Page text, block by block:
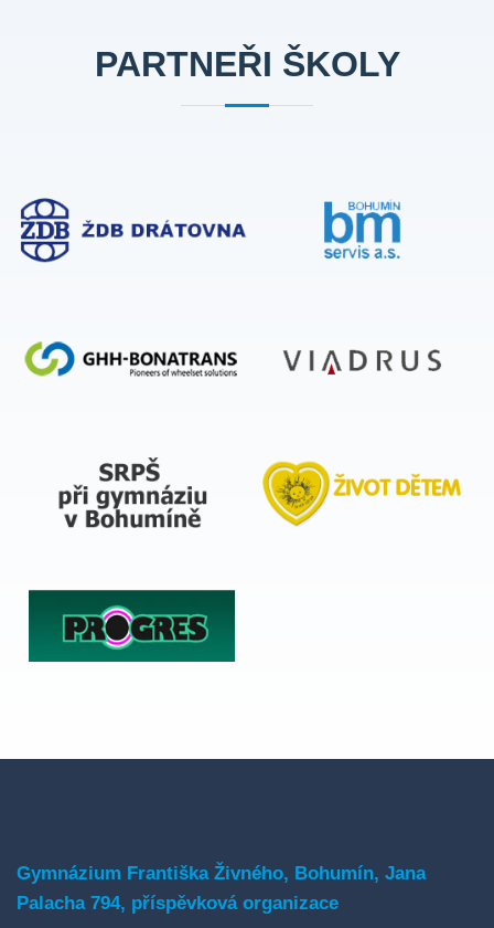
PARTNEŘI ŠKOLY
Gymnázium Františka Živného, Bohumín, Jana
Palacha 794, příspěvková organizace